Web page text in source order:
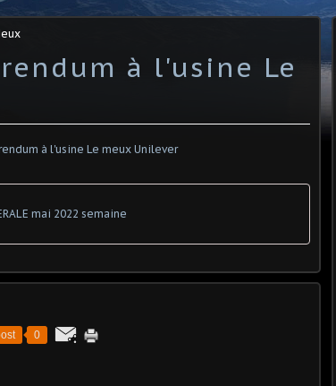
à l'usine Le
mai 2022 semaine
0